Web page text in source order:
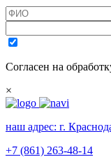
Согласен на
×
наш адрес: г.
+7 (861) 263-48-14